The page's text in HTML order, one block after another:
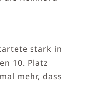
stark in
10. Platz
mehr, dass